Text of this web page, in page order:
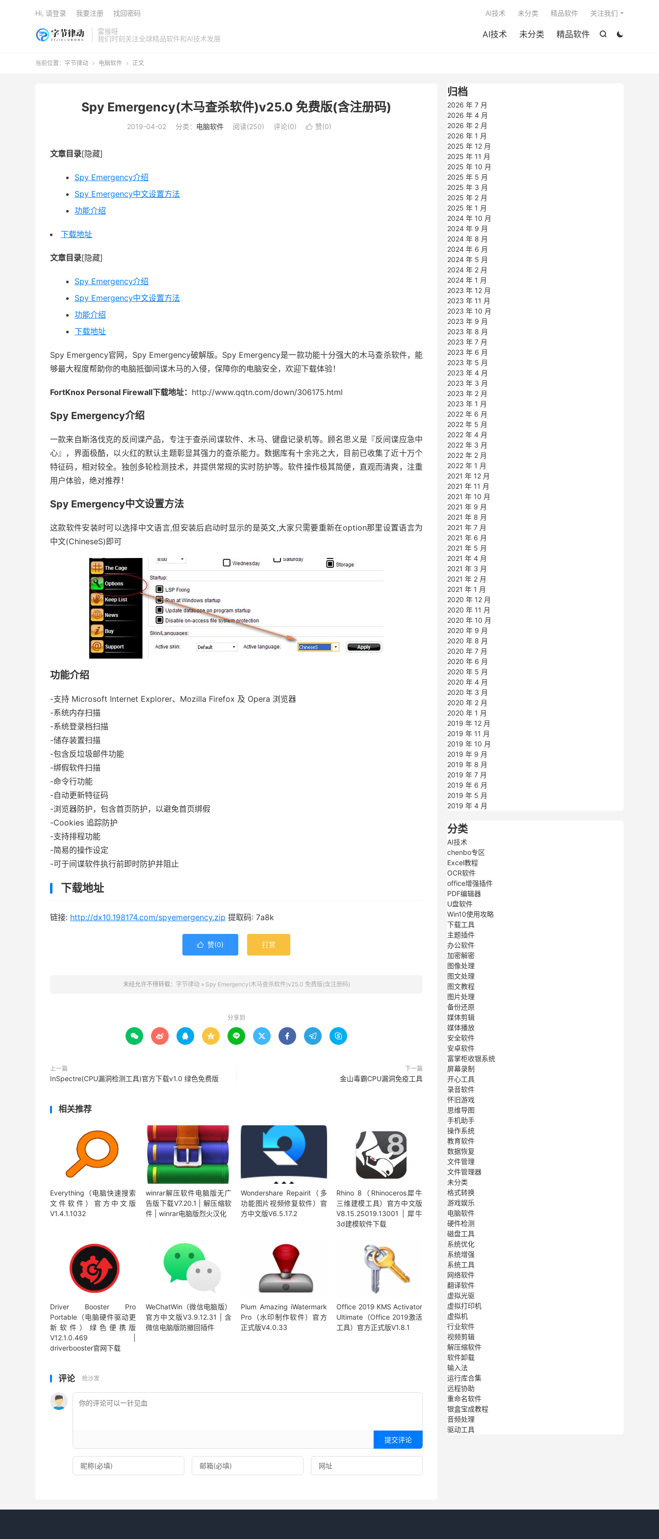
雷猴呀
我们时刻关注全球精品软件和AI技术发展


AI技术 未分类 精品软件
AI技术 未分类 精品软件 关注我们
Hi, 请登录 我要注册 找回密码
当前位置： 字节律动  电脑软件  正文
Spy Emergency(木马查杀软件)v25.0 免费版(含注册码)
2019-04-02 分类： 电脑软件 阅读(250) 评论(0)  赞(0)
文章目录[隐藏]
Spy Emergency介绍
Spy Emergency中文设置方法
功能介绍
下载地址
文章目录[隐藏]
Spy Emergency介绍
Spy Emergency中文设置方法
功能介绍
下载地址
Spy Emergency官网，Spy Emergency破解版。Spy Emergency是一款功能十分强大的木马查杀软件，能
够最大程度帮助你的电脑抵御间谍木马的入侵，保障你的电脑安全，欢迎下载体验！
FortKnox Personal Firewall下载地址： http://www.qqtn.com/down/306175.html
Spy Emergency介绍
一款来自斯洛伐克的反间谍产品，专注于查杀间谍软件、木马、键盘记录机等。顾名思义是『反间谍应急中
心』，界面极酷，以火红的默认主题彰显其强力的查杀能力。数据库有十余兆之大，目前已收集了近十万个
特征码，相对较全。独创多轮检测技术，并提供常规的实时防护等。软件操作极其简便，直观而清爽，注重
用户体验，绝对推荐！
Spy Emergency中文设置方法
这款软件安装时可以选择中文语言,但安装后启动时显示的是英文,大家只需要重新在option那里设置语言为
中文(ChineseS)即可
功能介绍
-支持 Microsoft Internet Explorer、Mozilla Firefox 及 Opera 浏览器
-系统内存扫描
-系统登录档扫描
-储存装置扫描
-包含反垃圾邮件功能
-绑假软件扫描
-命令行功能
-自动更新特征码
-浏览器防护，包含首页防护，以避免首页绑假
-Cookies 追踪防护
-支持排程功能
-简易的操作设定
-可于间谍软件执行前即时防护并阻止
下载地址
链接: http://dx10.198174.com/spyemergency.zip 提取码: 7a8k
 赞(0) 打赏
未经允许不得转载： 字节律动» Spy Emergency(木马查杀软件)v25.0 免费版(含注册码)
分享到
        
上一篇
InSpectre(CPU漏洞检测工具)官方下载v1.0 绿色免费版
下一篇
金山毒霸CPU漏洞免疫工具
相关推荐
Everything（电脑快速搜索
文件软件）官方中文版
V1.4.1.1032
winrar解压软件电脑版无广
告版下载V7.20.1 | 解压缩软
件 | winrar电脑版烈火汉化
Wondershare Repairit（多
功能图片视频修复软件）官
方中文版V6.5.17.2
Rhino 8（Rhinoceros犀牛
三维建模工具）官方中文版
V8.15.25019.13001 | 犀牛
3d建模软件下载
Driver Booster Pro
Portable（电脑硬件驱动更
新软件）绿色便携版
V12.1.0.469 |
driverbooster官网下载
WeChatWin（微信电脑版）
官方中文版V3.9.12.31 | 含
微信电脑版防撤回插件
Plum Amazing iWatermark
Pro（水印制作软件）官方
正式版V4.0.33
Office 2019 KMS Activator
Ultimate（Office 2019激活
工具）官方正式版V1.8.1
评论 抢沙发
提交评论
归档
2026 年 7 月
2026 年 4 月
2026 年 2 月
2026 年 1 月
2025 年 12 月
2025 年 11 月
2025 年 10 月
2025 年 5 月
2025 年 3 月
2025 年 2 月
2025 年 1 月
2024 年 10 月
2024 年 9 月
2024 年 8 月
2024 年 6 月
2024 年 5 月
2024 年 2 月
2024 年 1 月
2023 年 12 月
2023 年 11 月
2023 年 10 月
2023 年 9 月
2023 年 8 月
2023 年 7 月
2023 年 6 月
2023 年 5 月
2023 年 4 月
2023 年 3 月
2023 年 2 月
2023 年 1 月
2022 年 6 月
2022 年 5 月
2022 年 4 月
2022 年 3 月
2022 年 2 月
2022 年 1 月
2021 年 12 月
2021 年 11 月
2021 年 10 月
2021 年 9 月
2021 年 8 月
2021 年 7 月
2021 年 6 月
2021 年 5 月
2021 年 4 月
2021 年 3 月
2021 年 2 月
2021 年 1 月
2020 年 12 月
2020 年 11 月
2020 年 10 月
2020 年 9 月
2020 年 8 月
2020 年 7 月
2020 年 6 月
2020 年 5 月
2020 年 4 月
2020 年 3 月
2020 年 2 月
2020 年 1 月
2019 年 12 月
2019 年 11 月
2019 年 10 月
2019 年 9 月
2019 年 8 月
2019 年 7 月
2019 年 6 月
2019 年 5 月
2019 年 4 月
分类
AI技术
chenbo专区
Excel教程
OCR软件
office增强插件
PDF编辑器
U盘软件
Win10使用攻略
下载工具
主题插件
办公软件
加密解密
图像处理
图文处理
图文教程
图片处理
备份还原
媒体剪辑
媒体播放
安全软件
安卓软件
富掌柜收银系统
屏幕录制
开心工具
录音软件
怀旧游戏
思维导图
手机助手
操作系统
教育软件
数据恢复
文件管理
文件管理器
未分类
格式转换
游戏娱乐
电脑软件
硬件检测
磁盘工具
系统优化
系统增强
系统工具
网络软件
翻译软件
虚拟光驱
虚拟打印机
虚拟机
行业软件
视频剪辑
解压缩软件
软件卸载
输入法
运行库合集
远程协助
重命名软件
银盒宝成教程
音频处理
驱动工具